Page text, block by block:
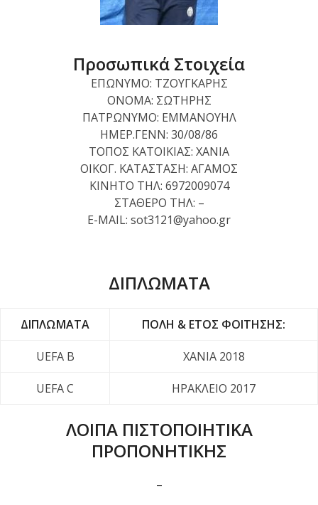
Προσωπικά Στοιχεία
ΕΠΩΝΥΜΟ: ΤΖΟΥΓΚΑΡΗΣ
ΟΝΟΜΑ: ΣΩΤΗΡΗΣ
ΠΑΤΡΩΝΥΜΟ: ΕΜΜΑΝΟΥΗΛ
ΗΜΕΡ.ΓΕΝΝ: 30/08/86
ΤΟΠΟΣ ΚΑΤΟΙΚΙΑΣ: ΧΑΝΙΑ
ΟΙΚΟΓ. ΚΑΤΑΣΤΑΣΗ: ΑΓΑΜΟΣ
ΚΙΝΗΤΟ ΤΗΛ: 6972009074
ΣΤΑΘΕΡΟ ΤΗΛ: –
Ε-MAIL: sot3121@yahoo.gr
ΔΙΠΛΩΜΑΤΑ
ΔΙΠΛΩΜΑΤΑ ΠΟΛΗ & ΕΤΟΣ ΦΟΙΤΗΣΗΣ:
UEFA B ΧΑΝΙΑ 2018
UEFA C ΗΡΑΚΛΕΙΟ 2017
ΛΟΙΠΑ ΠΙΣΤΟΠΟΙΗΤΙΚΑ
ΠΡΟΠΟΝΗΤΙΚΗΣ
–